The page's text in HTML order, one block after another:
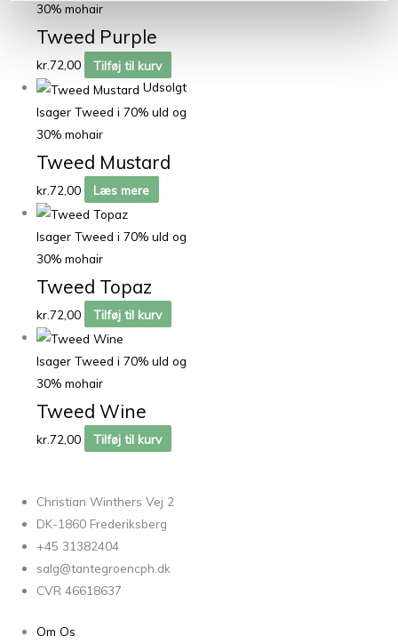
30% mohair
Tweed Purple
kr.72,00
Tilføj til kurv
Udsolgt
Isager Tweed i 70% uld og
30% mohair
Tweed Mustard
kr.72,00 Læs mere
Isager Tweed i 70% uld og
30% mohair
Tweed Topaz
kr.72,00 Tilføj til kurv
Isager Tweed i 70% uld og
30% mohair
Tweed Wine
kr.72,00 Tilføj til kurv
Christian Winthers Vej 2
DK-1860 Frederiksberg
+45 31382404
salg@tantegroencph.dk
CVR 46618637
Om Os